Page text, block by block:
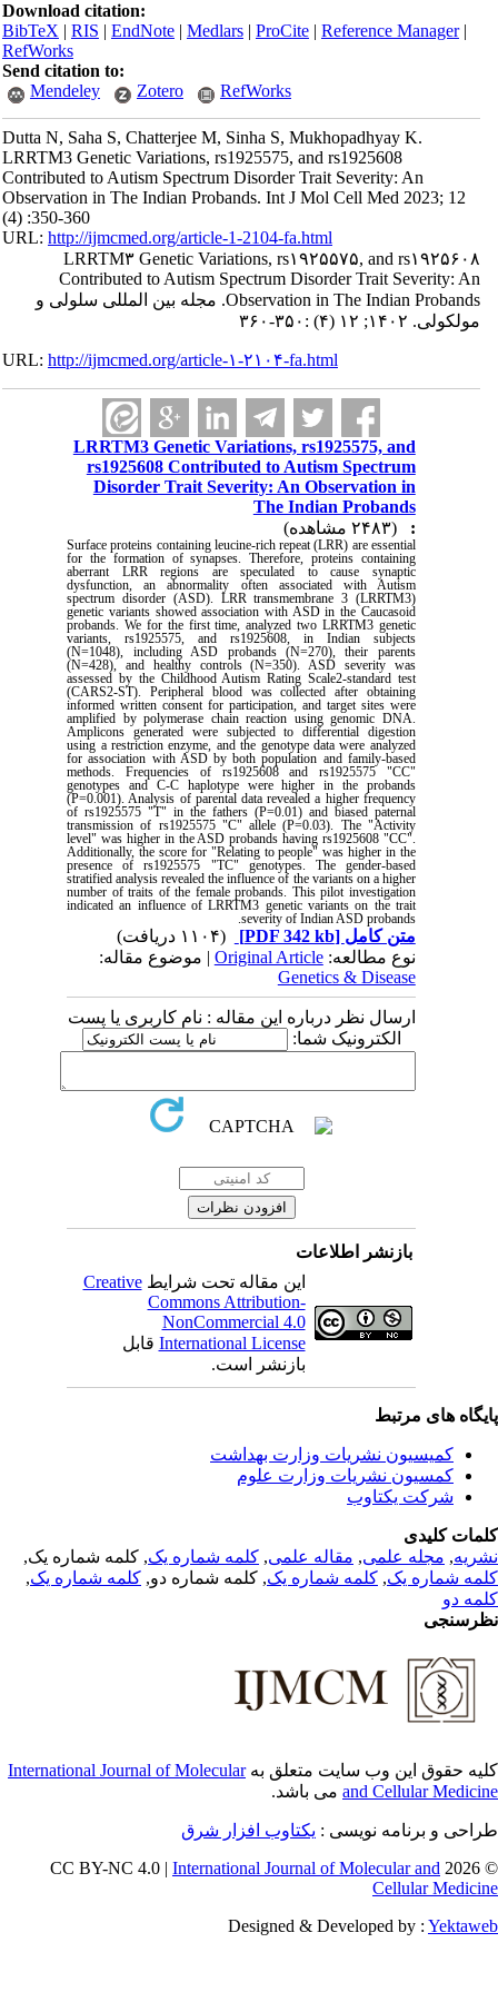
Download citation:
BibTeX|RIS|EndNote|Medlars|ProCite|Reference Manager
RefWorks
Send citation to:
Mendeley
Zotero RefWorks
Dutta N, Saha S, Chatterjee M, Sinha S, Mukhopadhyay K.
LRRTM3 Genetic Variations, rs1925575, and rs1925608
Contributed to Autism Spectrum Disorder Trait Severity: An
Observation in The Indian Probands. Int J Mol Cell Med 2023; 12
(4) :350-360
URL:http://ijmcmed.org/article-1-2104-fa.html
LRRTM۳ Genetic Variations, rs۱۹۲۵۵۷۵, and rs۱۹۲۵۶۰۸
Contributed to Autism Spectrum Disorder Trait Severity: An
Observation in The Indian Probands. مجله بین المللی سلولی و
مولکولی. ۱۴۰۲; ۱۲ (۴) :۳۵۰-۳۶۰
URL:http://ijmcmed.org/article-۱-۲۱۰۴-fa.html
LRRTM3 Genetic Variations, rs1925575, and
rs1925608 Contributed to Autism Spectrum
Disorder Trait Severity: An Observation in
The Indian Probands
Surface proteins containing leucine-rich repeat (LRR) are essential
for the formation of synapses. Therefore, proteins containing
aberrant LRR regions are speculated to cause synaptic
dysfunction, an abnormality often associated with Autism
spectrum disorder (ASD). LRR transmembrane 3 (LRRTM3)
genetic variants showed association with ASD in the Caucasoid
probands. We for the first time, analyzed two LRRTM3 genetic
variants, rs1925575, and rs1925608, in Indian subjects
(N=1048), including ASD probands (N=270), their parents
(N=428), and healthy controls (N=350). ASD severity was
assessed by the Childhood Autism Rating Scale2-standard test
(CARS2-ST). Peripheral blood was collected after obtaining
informed written consent for participation, and target sites were
amplified by polymerase chain reaction using genomic DNA.
Amplicons generated were subjected to differential digestion
using a restriction enzyme, and the genotype data were analyzed
for association with ASD by both population and family-based
methods. Frequencies of rs1925608 and rs1925575 "CC"
genotypes and C-C haplotype were higher in the probands
(P=0.001). Analysis of parental data revealed a higher frequency
of rs1925575 "T" in the fathers (P=0.01) and biased paternal
transmission of rs1925575 "C" allele (P=0.03). The "Activity
level" was higher in the ASD probands having rs1925608 "CC".
Additionally, the score for "Relating to people" was higher in the
presence of rs1925575 "TC" genotypes. The gender-based
stratified analysis revealed the influence of the variants on a higher
number of traits of the female probands. This pilot investigation
indicated an influence of LRRTM3 genetic variants on the trait
severity of Indian ASD probands
.
متن کامل[PDF 342 kb]
نوع مطالعه:Original Article| موضوع مقاله:
Genetics & Disease
ارسال نظر درباره این مقاله : نام کاربری یا پست
الکترونیک شما:
بازنشر اطلاعات
این مقاله تحت شرایطCreative
Commons Attribution-
NonCommercial 4.0
International Licenseقابل
بازنشر است.
های مرتبط
کمیسیون نشریات وزارت بهداشت
کمسیون نشریات وزارت علوم
شرکت یکتاوب
کلیدی
,مجله علمی, مقاله علمی, کلمه شماره یک, کلمه شماره یک,
شماره یک,کلمه شماره یک, کلمه شماره دو,کلمه شماره یک,
دو
حقوق این وب سایت متعلق بهInternational Journal of Molecular
and Cellularمی باشد.
و برنامه نویسی : یکتاوب افزار شرق
©
International Journal of Molecular and
Cellular
Designed & Developed by :